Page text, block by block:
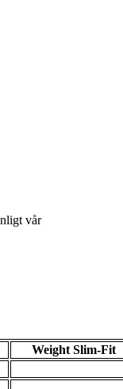
vår
Weight Slim-Fit